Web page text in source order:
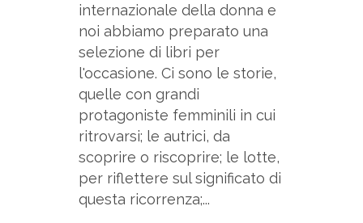
internazionale della donna e
noi abbiamo preparato una
selezione di libri per
l'occasione. Ci sono le storie,
quelle con grandi
protagoniste femminili in cui
ritrovarsi; le autrici, da
scoprire o riscoprire; le lotte,
per riflettere sul significato di
questa ricorrenza;...